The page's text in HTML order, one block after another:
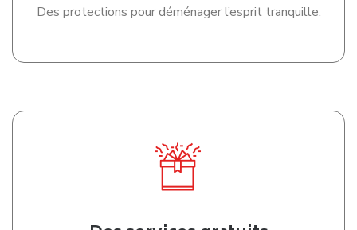
les déplacements entre plusieurs projets. Ainsi, lors de
uniquement le parcours aller, tandis qu’un autre
durables à chaque étape de votre projet.
OBTENIR MON DEVIS DE DEMENAGEMENT